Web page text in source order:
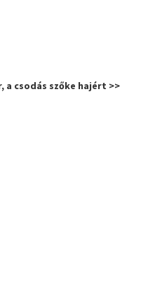
a csodás szőke hajért >>